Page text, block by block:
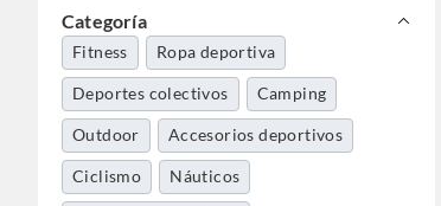
Categoría
Fitness Ropa deportiva
Deportes colectivos Camping
Outdoor Accesorios deportivos
Ciclismo Náuticos